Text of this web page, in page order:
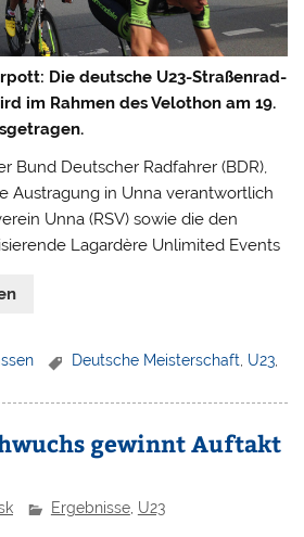
Die deutsche U23-Straßenrad-
im Rahmen des Velothon am 19.
Bund Deutscher Radfahrer (BDR),
Austragung in Unna verantwortlich
Unna (RSV) sowie die den
Lagardère Unlimited Events
Deutsche Meisterschaft U23
gewinnt Auftakt
Ergebnisse, U23